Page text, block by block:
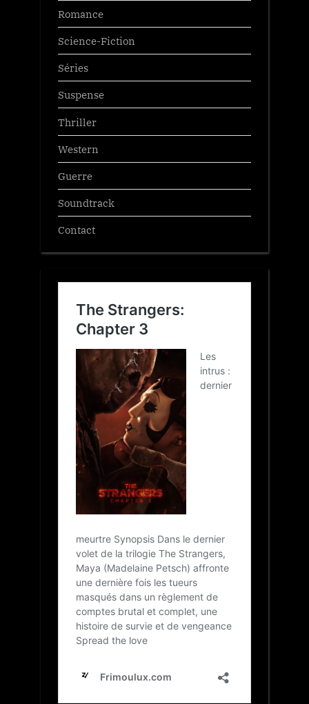
Romance
Science-Fiction
Séries
Suspense
Thriller
Western
Guerre
Soundtrack
Contact